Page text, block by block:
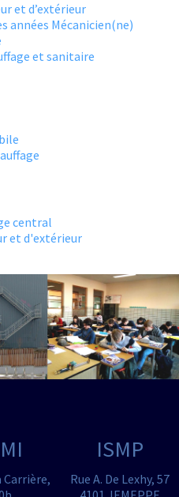
et d’extérieur
années Mécanicien(ne)
et sanitaire
central
et d'extérieur
Carrière,
ISMP
Rue A. De Lexhy, 57